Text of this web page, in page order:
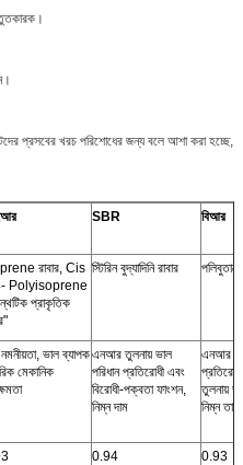
প্রসবের খরচ পরিশোধের জন্য বলে আশা করা হচ্ছে,
SBR বিআর
রাবার, Cis
Polyisoprene
প্রাকৃতিক
স্টিরিন বুদ্যাদিনি রাবার
ভাল ব্যাপক
মেকানিক
এনআর তুলনায় ভাল
পরিধান প্রতিরোধী এবং
বিরোধী-পক্বতা ফাংশন,
নিম্ন দাম
এনআর
তুলনায়
নিম্ন
0.94 0.93